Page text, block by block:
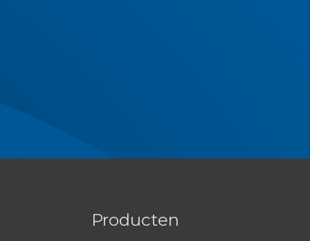
Producten